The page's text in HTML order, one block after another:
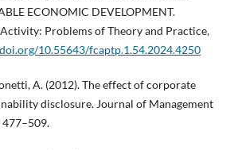
ECONOMIC DEVELOPMENT.
Problems of Theory and Practice,
10.55643/fcaptp.1.54.2024.4250
A. (2012). The effect of corporate
disclosure. Journal of Management
477–509.